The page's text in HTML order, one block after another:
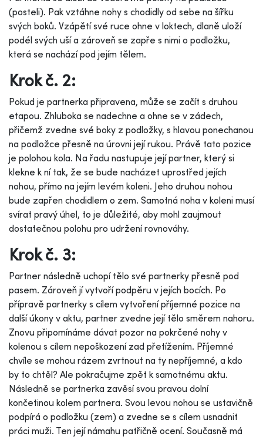
(posteli). Pak vztáhne nohy s chodidly od sebe na šířku
svých boků. Vzápětí své ruce ohne v loktech, dlaně uloží
podél svých uší a zároveň se zapře s nimi o podložku,
která se nachází pod jejím tělem.
Krok č. 2:
Pokud je partnerka připravena, může se začít s druhou
etapou. Zhluboka se nadechne a ohne se v zádech,
přičemž zvedne své boky z podložky, s hlavou ponechanou
na podložce přesně na úrovni její rukou. Právě tato pozice
je polohou kola. Na řadu nastupuje její partner, který si
klekne k ní tak, že se bude nacházet uprostřed jejích
nohou, přímo na jejím levém koleni. Jeho druhou nohou
bude zapřen chodidlem o zem. Samotná noha v koleni musí
svírat pravý úhel, to je důležité, aby mohl zaujmout
dostatečnou polohu pro udržení rovnováhy.
Krok č. 3:
Partner následně uchopí tělo své partnerky přesně pod
pasem. Zároveň jí vytvoří podpěru v jejích bocích. Po
přípravě partnerky s cílem vytvoření příjemné pozice na
další úkony v aktu, partner zvedne její tělo směrem nahoru.
Znovu připomínáme dávat pozor na pokrčené nohy v
kolenou s cílem nepoškození zad přetížením. Příjemné
chvíle se mohou rázem zvrtnout na ty nepříjemné, a kdo
by to chtěl? Ale pokračujme zpět k samotnému aktu.
Následně se partnerka zavěsí svou pravou dolní
končetinou kolem partnera. Svou levou nohou se ustavičně
podpírá o podložku (zem) a zvedne se s cílem usnadnit
práci muži. Ten její námahu patřičně ocení. Současně má